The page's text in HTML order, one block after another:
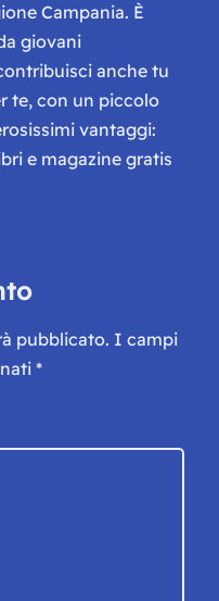
Campania. È
giovani
anche tu
te, con un piccolo
vantaggi:
e magazine gratis
pubblicato. I campi
*